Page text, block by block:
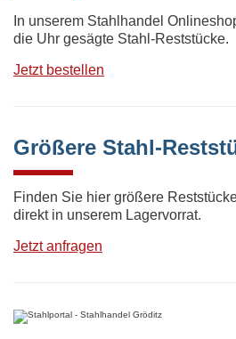
In unserem Stahlhandel
die Uhr gesägte Stahl-Reststücke.
Jetzt bestellen
Größere Stahl-
Finden Sie hier größere
direkt in unserem Lagervorrat.
Jetzt anfragen